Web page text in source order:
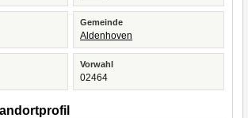
Gemeinde
Aldenhoven
Vorwahl
02464